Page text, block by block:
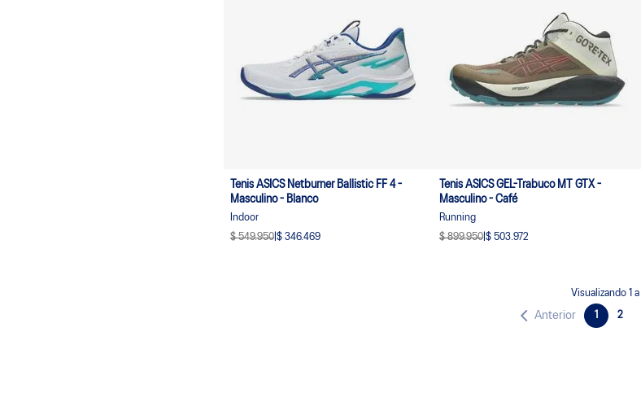
Tenis ASICS Netburner Ballistic FF 4 -
Masculino - Blanco
Indoor
$ 549.950| $ 346.469
Tenis ASICS GEL-Trabuco MT GTX -
Masculino - Café
Running
$ 899.950| $ 503.972
Visualizando 1 a
Anterior 1 2